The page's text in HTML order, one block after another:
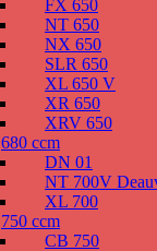
FX 650
NT 650
NX 650
SLR 650
XL 650 V
XR 650
XRV 650
680 ccm
DN 01
NT 700V
XL 700
750 ccm
CB 750